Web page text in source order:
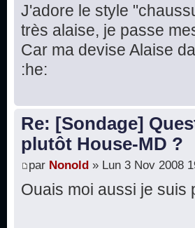
J'adore le style
très alaise, je passe
Car ma devise Alaise
:he:
Re: [Sondage]
plutôt House-MD ?
par Nonold » Lun 3 Nov 2008
Ouais moi aussi je suis